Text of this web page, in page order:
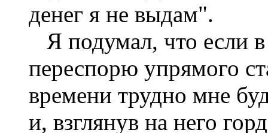
денег я не выдам".
Я подумал, что если
переспорю упрямого
времени трудно мне
и, взглянув на него